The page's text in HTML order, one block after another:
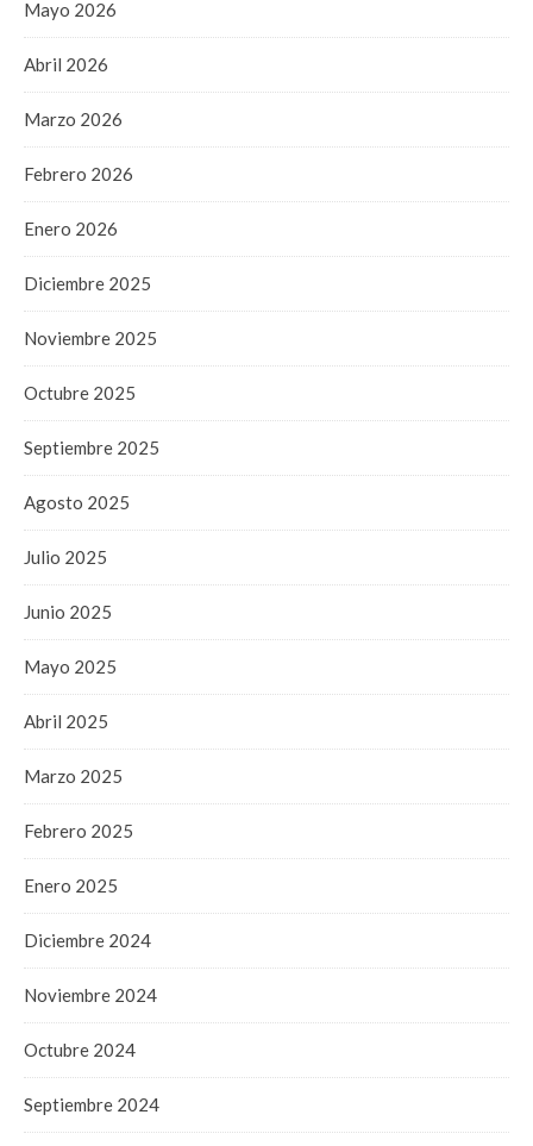
Mayo 2026
Abril 2026
Marzo 2026
Febrero 2026
Enero 2026
Diciembre 2025
Noviembre 2025
Octubre 2025
Septiembre 2025
Agosto 2025
Julio 2025
Junio 2025
Mayo 2025
Abril 2025
Marzo 2025
Febrero 2025
Enero 2025
Diciembre 2024
Noviembre 2024
Octubre 2024
Septiembre 2024